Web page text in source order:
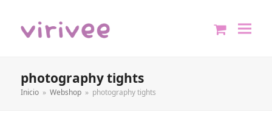
photography tights
Inicio » Webshop » photography tights